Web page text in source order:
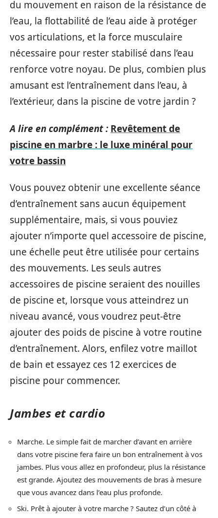
du mouvement en raison de la résistance de
l’eau, la flottabilité de l’eau aide à protéger
vos articulations, et la force musculaire
nécessaire pour rester stabilisé dans l’eau
renforce votre noyau. De plus, combien plus
amusant est l’entraînement dans l’eau, à
l’extérieur, dans la piscine de votre jardin ?
A lire en complément : Revêtement de
piscine en marbre : le luxe minéral pour
votre bassin
Vous pouvez obtenir une excellente séance
d’entraînement sans aucun équipement
supplémentaire, mais, si vous pouviez
ajouter n’importe quel accessoire de piscine,
une échelle peut être utilisée pour certains
des mouvements. Les seuls autres
accessoires de piscine seraient des nouilles
de piscine et, lorsque vous atteindrez un
niveau avancé, vous voudrez peut-être
ajouter des poids de piscine à votre routine
d’entraînement. Alors, enfilez votre maillot
de bain et essayez ces 12 exercices de
piscine pour commencer.
Jambes et cardio
Marche. Le simple fait de marcher d’avant en arrière
dans votre piscine fera faire un bon entraînement à vos
jambes. Plus vous allez en profondeur, plus la résistance
est grande. Ajoutez des mouvements de bras à mesure
que vous avancez dans l’eau plus profonde.
Ski. Prêt à ajouter à votre marche ? Sautez d’un côté à